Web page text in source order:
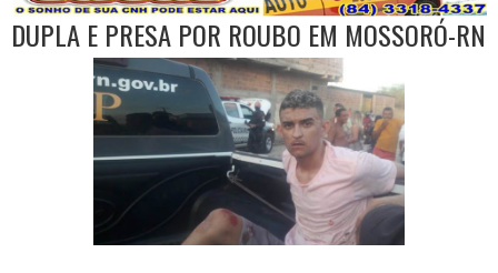
DUPLA E PRESA POR ROUBO EM MOSSORÓ-RN